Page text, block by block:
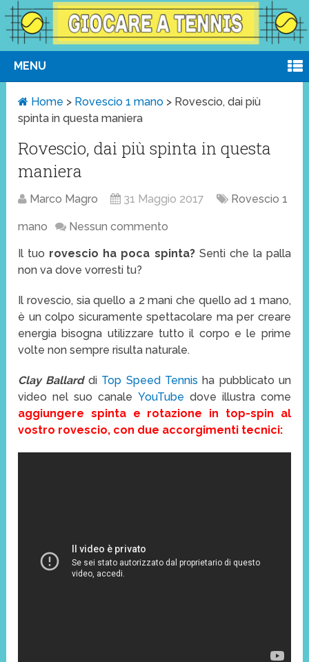
MENU
Home > Rovescio 1 mano > Rovescio, dai più
spinta in questa maniera
Rovescio, dai più spinta in questa
maniera
Marco Magro 31 Maggio 2017 Rovescio 1
mano Nessun commento
Il tuo rovescio ha poca spinta?Senti che la palla
non va dove vorresti tu?
Il rovescio, sia quello a 2 mani che quello ad 1 mano,
è un colpo sicuramente spettacolare ma per creare
energia bisogna utilizzare tutto il corpo e le prime
volte non sempre risulta naturale.
Clay Ballarddi Top Speed Tennis ha pubblicato un
video nel suo canale YouTube dove illustra come
aggiungere spinta e rotazione in top-spin al
vostro rovescio, con due accorgimenti tecnici: